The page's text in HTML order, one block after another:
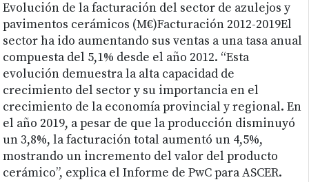
Evolución de la facturación del sector de azulejos y
pavimentos cerámicos (M€)Facturación 2012-2019El
sector ha ido aumentando sus ventas a una tasa anual
compuesta del 5,1% desde el año 2012. “Esta
evolución demuestra la alta capacidad de
crecimiento del sector y su importancia en el
crecimiento de la economía provincial y regional. En
el año 2019, a pesar de que la producción disminuyó
un 3,8%, la facturación total aumentó un 4,5%,
mostrando un incremento del valor del producto
cerámico”, explica el Informe de PwC para ASCER.